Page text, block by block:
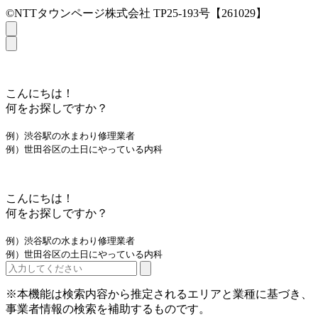
©NTTタウンページ株式会社 TP25-193号【261029】
こんにちは！
何をお探しですか？
例）渋谷駅の水まわり修理業者
例）世田谷区の土日にやっている内科
こんにちは！
何をお探しですか？
例）渋谷駅の水まわり修理業者
例）世田谷区の土日にやっている内科
※本機能は検索内容から推定されるエリアと業種に基づき、
事業者情報の検索を補助するものです。